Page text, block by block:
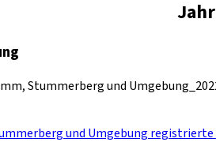
Stummerberg und
und Umgebung